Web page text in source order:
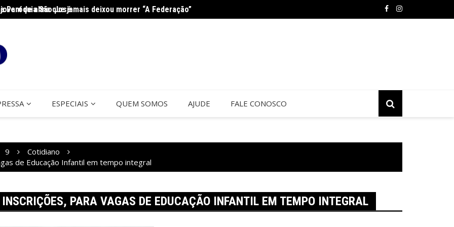
de alma que jamais deixou morrer “A Federação”
Paróquia São José Cerco de Jericó termina neste sábado na São Judas Tadeu
ESPECIAIS QUEM SOMOS AJUDE FALE CONOSCO
9
Cotidiano
de Educação Infantil em tempo integral
PARA VAGAS DE EDUCAÇÃO INFANTIL EM TEMPO INTEGRAL